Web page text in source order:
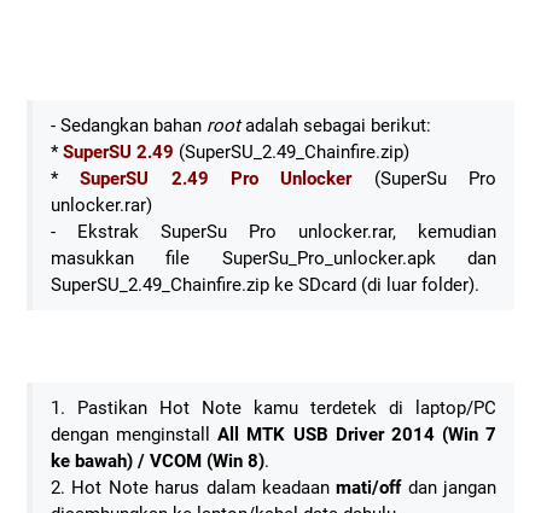
- Sedangkan bahan rootadalah sebagai berikut:
*SuperSU 2.49 (SuperSU_2.49_Chainfire.zip)
*SuperSU 2.49 Pro Unlocker(SuperSu Pro
unlocker.rar)
- Ekstrak SuperSu Pro unlocker.rar, kemudian
masukkan file SuperSu_Pro_unlocker.apk dan
SuperSU_2.49_Chainfire.zip ke SDcard (di luar folder).
1. Pastikan Hot Note kamu terdetek di laptop/PC
dengan menginstallAll MTK USB Driver 2014 (Win 7
ke bawah) / VCOM (Win 8).
2. Hot Note harus dalam keadaanmati/offdan jangan